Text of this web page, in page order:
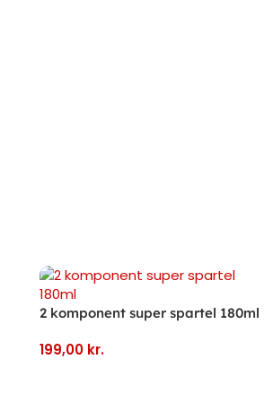
199,00 kr.
Tilføj Til Kurv
Varenr: 27664